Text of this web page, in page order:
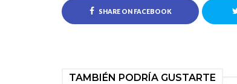
SHARE ON FACEBOOK
TAMBIÉN PODRÍA GUSTARTE